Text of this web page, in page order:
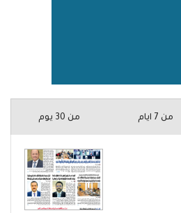
من 7 ايام من 30 يوم